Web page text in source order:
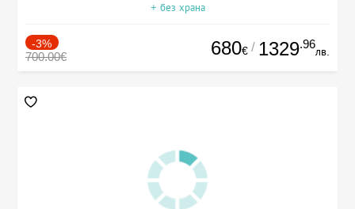
+ без храна
-3%
700.00€ 680€ / 1329.96
лв.